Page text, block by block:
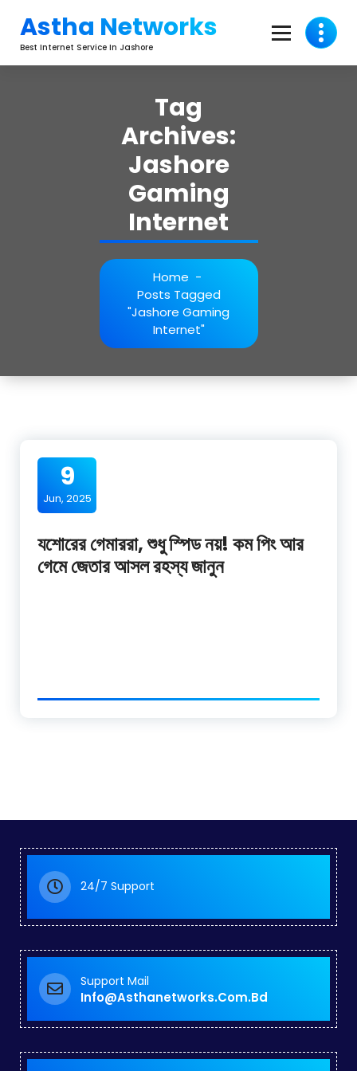
Content
Astha Networks
Best Internet Service In Jashore
Tag
Archives:
Jashore
Gaming
Internet
Home -
Posts Tagged
"jashore Gaming
Internet"
9
Jun, 2025
যশোরের গেমাররা, শুধু স্পিড নয়! কম পিং আর
গেমে জেতার আসল রহস্য জানুন
24/7 Support
Support Mail
Info@asthanetworks.com.bd